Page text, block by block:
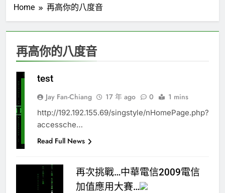
Home 再高你的八度音
再高你的八度音
test
Jay Fan-Chiang 17 年 ago 0 1 mins
http://192.192.155.69/singstyle/nHomePage.php?
accessche…
Read Full News
再次挑戰…中華電信2009電信
加值應用大賽…